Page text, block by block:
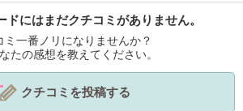
ドにはまだクチコミがありません。
ミ一番ノリになりませんか？
たの感想を教えてください。
クチコミを投稿する